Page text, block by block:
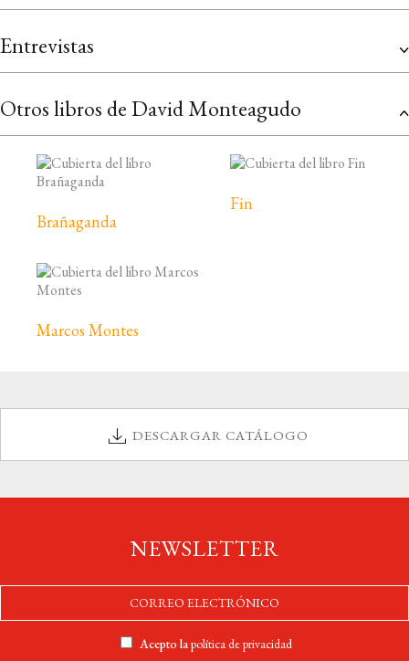
Entrevistas
Otros libros de David Monteagudo
Brañaganda
Fin
Marcos Montes
DESCARGAR CATÁLOGO
NEWSLETTER
Acepto lapolítica de privacidad